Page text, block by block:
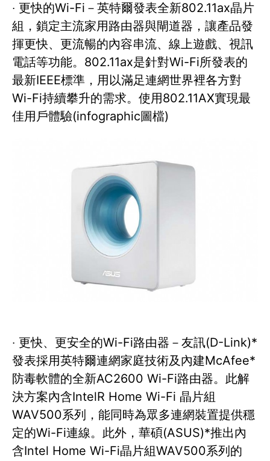
‧ 更快的Wi-Fi－英特爾發表全新802.11ax晶片
組，鎖定主流家用路由器與閘道器，讓產品發
揮更快、更流暢的內容串流、線上遊戲、視訊
電話等功能。802.11ax是針對Wi-Fi所發表的
最新IEEE標準，用以滿足連網世界裡各方對
Wi-Fi持續攀升的需求。使用802.11AX實現最
佳用戶體驗(infographic圖檔)
‧ 更快、更安全的Wi-Fi路由器－友訊(D-Link)*
發表採用英特爾連網家庭技術及內建McAfee*
防毒軟體的全新AC2600 Wi-Fi路由器。此解
決方案內含IntelR Home Wi-Fi 晶片組
WAV500系列，能同時為眾多連網裝置提供穩
定的Wi-Fi連線。此外，華碩(ASUS)*推出內
含Intel Home Wi-Fi晶片組WAV500系列的